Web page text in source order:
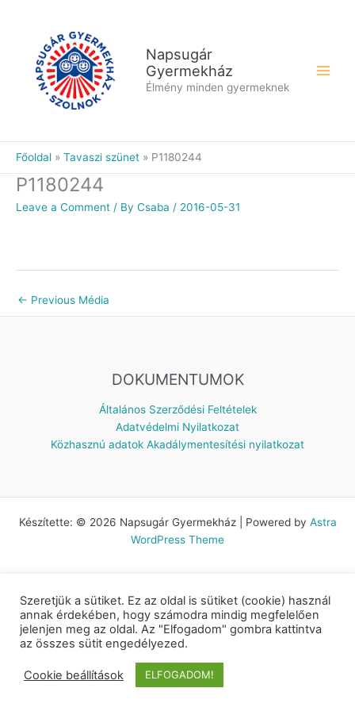
Napsugár
Gyermekház
Élmény minden gyermeknek
Főoldal Tavaszi szünet P1180244
P1180244
Leave a Comment / By Csaba / 2016-05-31
← Previous Média
DOKUMENTUMOK
Általános Szerződési Feltételek
Adatvédelmi Nyilatkozat
Közhasznú adatok Akadálymentesítési nyilatkozat
Készítette: © 2026 Napsugár Gyermekház | Powered by Astra
WordPress Theme
Szeretjük a sütiket. Ez az oldal is sütiket (cookie) használ
annak érdekében, hogy számodra mindig megfelelően
jelenjen meg az oldal. Az "Elfogadom" gombra kattintva
az összes sütit engedélyezed.
Cookie beállítások ELFOGADOM!